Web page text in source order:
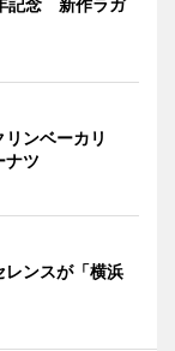
記念 新作ラガ
ンベーカリ
ツ
レンスが「横浜